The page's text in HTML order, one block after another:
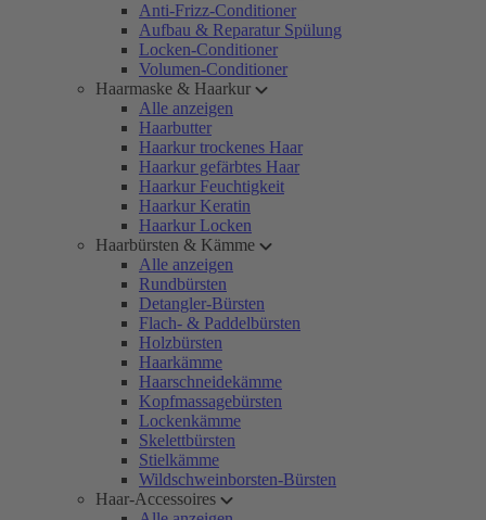
Anti-Frizz-Conditioner
Aufbau & Reparatur Spülung
Locken-Conditioner
Volumen-Conditioner
Haarmaske & Haarkur
Alle anzeigen
Haarbutter
Haarkur trockenes Haar
Haarkur gefärbtes Haar
Haarkur Feuchtigkeit
Haarkur Keratin
Haarkur Locken
Haarbürsten & Kämme
Alle anzeigen
Rundbürsten
Detangler-Bürsten
Flach- & Paddelbürsten
Holzbürsten
Haarkämme
Haarschneidekämme
Kopfmassagebürsten
Lockenkämme
Skelettbürsten
Stielkämme
Wildschweinborsten-Bürsten
Haar-Accessoires